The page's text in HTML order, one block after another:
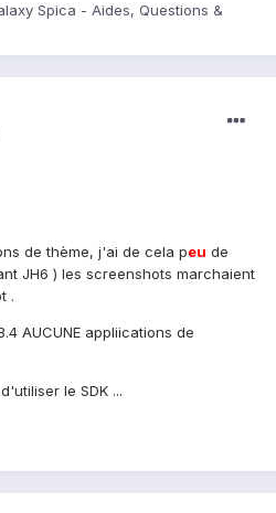
Spica - Aides, Questions &
de thème, j'ai de cela peu de
JH6 ) les screenshots marchaient
.
AUCUNE appliications de
le SDK ...